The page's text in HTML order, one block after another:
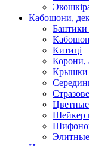
Кабошони,
Китиці
Корони,
Крышки
Цветные
Шейкер